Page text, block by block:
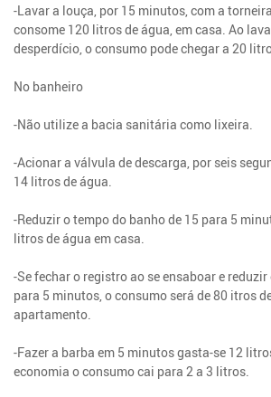
-Lavar a louça, por 15 minutos, com a
consome 120 litros de água, em casa. Ao
desperdício, o consumo pode chegar a 20
No banheiro
-Não utilize a bacia sanitária como lixeira.
-Acionar a válvula de descarga, por seis
14 litros de água.
-Reduzir o tempo do banho de 15 para 5
litros de água em casa.
-Se fechar o registro ao se ensaboar e
para 5 minutos, o consumo será de 80 itros
apartamento.
-Fazer a barba em 5 minutos gasta-se 12
economia o consumo cai para 2 a 3 litros.